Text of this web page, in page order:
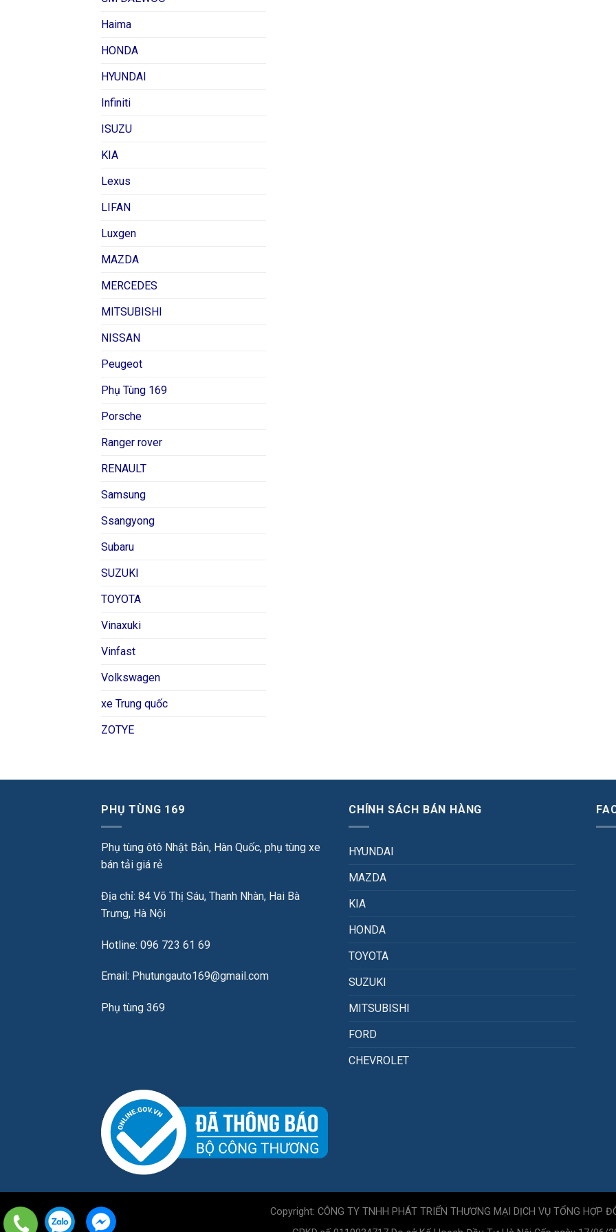
Haima
HONDA
HYUNDAI
Infiniti
ISUZU
KIA
Lexus
LIFAN
Luxgen
MAZDA
MERCEDES
MITSUBISHI
NISSAN
Peugeot
Phụ Tùng 169
Porsche
Ranger rover
RENAULT
Samsung
Ssangyong
Subaru
SUZUKI
TOYOTA
Vinaxuki
Vinfast
Volkswagen
xe Trung quốc
ZOTYE
PHỤ TÙNG 169
Phụ tùng ôtô Nhật Bản, Hàn Quốc, phụ tùng xe
bán tải giá rẻ
Địa chỉ: 84 Võ Thị Sáu, Thanh Nhàn, Hai Bà
Trưng, Hà Nội
Hotline: 096 723 61 69
Email: Phutungauto169@gmail.com
Phụ tùng 369
CHÍNH SÁCH BÁN HÀNG
HYUNDAI
MAZDA
KIA
HONDA
TOYOTA
SUZUKI
MITSUBISHI
FORD
CHEVROLET
Copyright: CÔNG TY TNHH PHÁT TRIỂN THƯƠNG MẠI DỊCH VỤ TỔNG HỢP